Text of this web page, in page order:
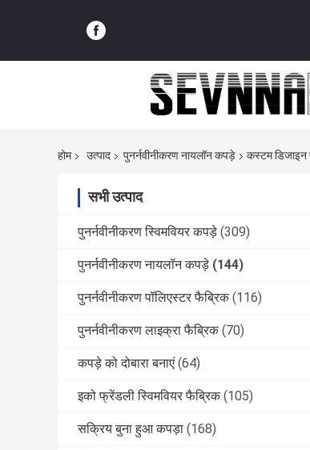
होम उत्पाद पुनर्नवीनीकरण नायलॉन कपड़े कस्टम डिजाइन
सभी उत्पाद
पुनर्नवीनीकरण स्विमवियर कपड़े (309)
पुनर्नवीनीकरण नायलॉन कपड़े (144)
पुनर्नवीनीकरण पॉलिएस्टर फैब्रिक (116)
पुनर्नवीनीकरण लाइक्रा फैब्रिक (70)
कपड़े को दोबारा बनाएं (64)
इको फ्रेंडली स्विमवियर फैब्रिक (105)
सक्रिय बुना हुआ कपड़ा (168)